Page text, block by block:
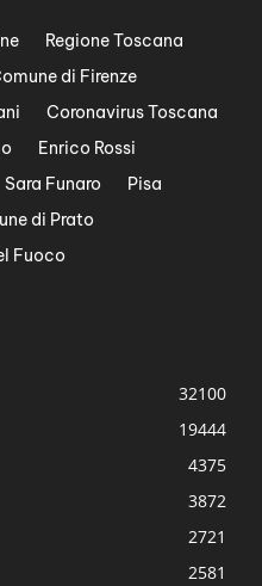
Regione Toscana
di Firenze
Coronavirus Toscana
Enrico Rossi
Sara Funaro
Pisa
di Prato
Fuoco
32100
19444
4375
3872
2721
2581